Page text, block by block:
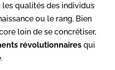
qualités des individus
ou le rang. Bien
loin de se concrétiser,
révolutionnaires qui